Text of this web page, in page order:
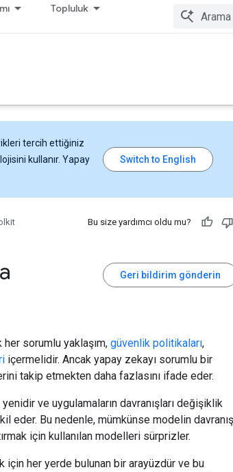
Topluluk
tercih ettiğiniz
kullanır. Yapay
Bu size yardımcı oldu mu?
Geri bildirim gönderin
sorumlu yaklaşım, güvenlik politikaları,
içermelidir. Ancak yapay zekayı sorumlu bir
takip etmekten daha fazlasını ifade eder.
ve uygulamaların davranışları değişiklik
eder. Bu nedenle, mümkünse modelin davranış
için kullanılan modelleri sürprizler.
her yerde bulunan bir arayüzdür ve bu